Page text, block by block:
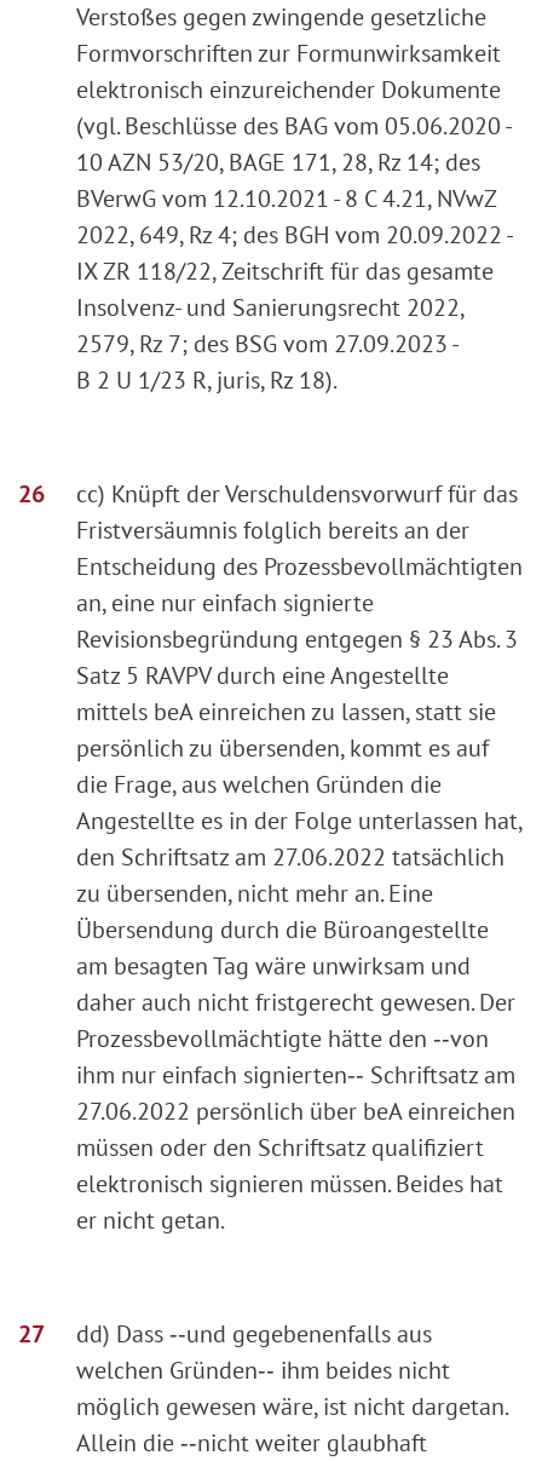
Verstoßes gegen zwingende gesetzliche
Formvorschriften zur Formunwirksamkeit
elektronisch einzureichender Dokumente
(vgl. Beschlüsse des BAG vom 05.06.2020 -
10 AZN 53/20, BAGE 171, 28, Rz 14; des
BVerwG vom 12.10.2021 - 8 C 4.21, NVwZ
2022, 649, Rz 4; des BGH vom 20.09.2022 -
IX ZR 118/22, Zeitschrift für das gesamte
Insolvenz- und Sanierungsrecht 2022,
2579, Rz 7; des BSG vom 27.09.2023 -
B 2 U 1/23 R, juris, Rz 18).
cc) Knüpft der Verschuldensvorwurf für das
Fristversäumnis folglich bereits an der
Entscheidung des Prozessbevollmächtigten
an, eine nur einfach signierte
Revisionsbegründung entgegen § 23 Abs. 3
Satz 5 RAVPV durch eine Angestellte
mittels beA einreichen zu lassen, statt sie
persönlich zu übersenden, kommt es auf
die Frage, aus welchen Gründen die
Angestellte es in der Folge unterlassen hat,
den Schriftsatz am 27.06.2022 tatsächlich
zu übersenden, nicht mehr an. Eine
Übersendung durch die Büroangestellte
am besagten Tag wäre unwirksam und
daher auch nicht fristgerecht gewesen. Der
Prozessbevollmächtigte hätte den ‑‑von
ihm nur einfach signierten‑‑ Schriftsatz am
27.06.2022 persönlich über beA einreichen
müssen oder den Schriftsatz qualifiziert
elektronisch signieren müssen. Beides hat
er nicht getan.
dd) Dass ‑‑und gegebenenfalls aus
welchen Gründen‑‑ ihm beides nicht
möglich gewesen wäre, ist nicht dargetan.
Allein die ‑‑nicht weiter glaubhaft